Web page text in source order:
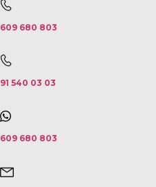
609 680 803
91 540 03 03
609 680 803